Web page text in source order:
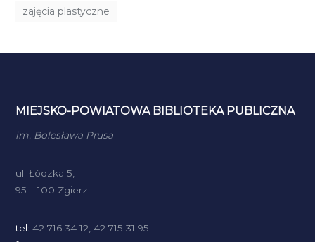
zajęcia plastyczne
MIEJSKO-POWIATOWA BIBLIOTEKA PUBLICZNA
im. Bolesława Prusa
ul. Łódzka 5,
95 – 100 Zgierz
tel: 42 716 34 12, 42 715 31 95